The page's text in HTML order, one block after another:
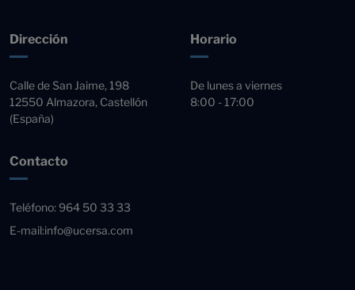
Dirección
Calle de San Jaime, 198
12550 Almazora, Castellón
(España)
Horario
De lunes a viernes
8:00 - 17:00
Contacto
Teléfono: 964 50 33 33
E-mail:info@ucersa.com